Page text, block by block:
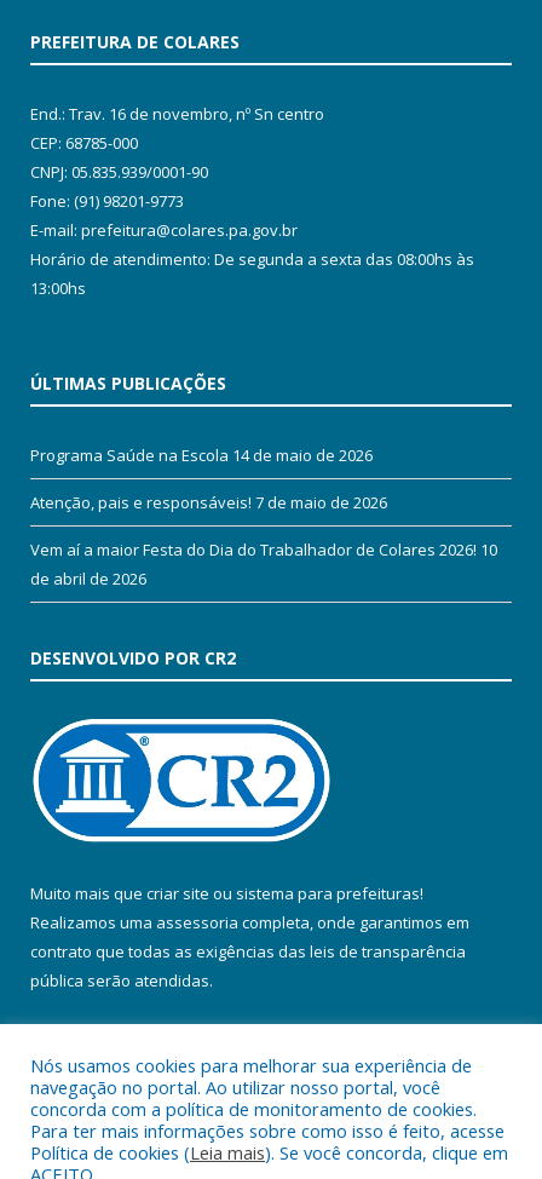
PREFEITURA DE COLARES
End.: Trav. 16 de novembro, nº Sn centro
CEP: 68785-000
CNPJ: 05.835.939/0001-90
Fone: (91) 98201-9773
E-mail: prefeitura@colares.pa.gov.br
Horário de atendimento: De segunda a sexta das 08:00hs às
13:00hs
ÚLTIMAS PUBLICAÇÕES
Programa Saúde na Escola 14 de maio de 2026
Atenção, pais e responsáveis! 7 de maio de 2026
Vem aí a maior Festa do Dia do Trabalhador de Colares 2026! 10
de abril de 2026
DESENVOLVIDO POR CR2
Muito mais que criar site ou sistema para prefeituras!
Realizamos uma assessoria completa, onde garantimos em
contrato que todas as exigências das leis de transparência
pública serão atendidas.
Todos os direitos reservados a Prefeitura Municipal de Colares.
Nós usamos cookies para melhorar sua experiência de
navegação no portal. Ao utilizar nosso portal, você
concorda com a política de monitoramento de cookies.
Para ter mais informações sobre como isso é feito, acesse
Política de cookies (Leia mais). Se você concorda, clique em
ACEITO.